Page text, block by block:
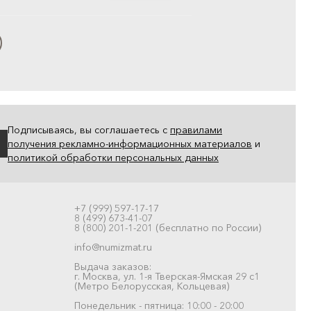
Подписываясь, вы соглашаетесь с правилами
получения рекламно-информационных материалов и
политикой обработки персональных данных
+7 (999) 597-17-17
8 (499) 673-41-07
8 (800) 201-1-201 (бесплатно по России)
info@numizmat.ru
Выдача заказов:
г. Москва, ул. 1-я Тверская-Ямская 29 с1
(Метро Белорусская, Кольцевая)
Понедельник - пятница: 10:00 - 20:00